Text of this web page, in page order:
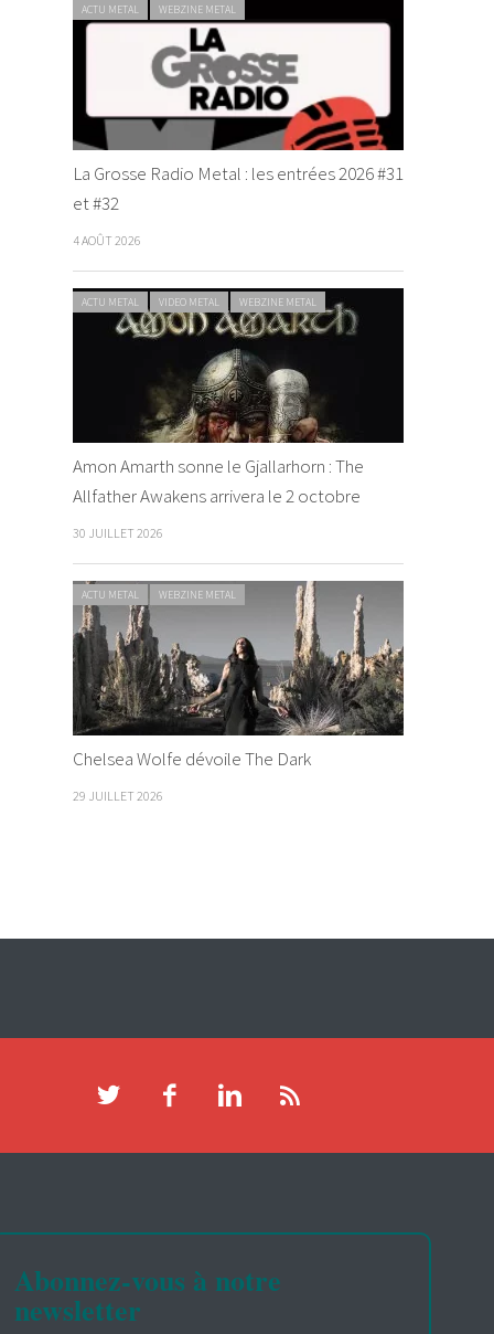
ACTU METAL WEBZINE METAL
La Grosse Radio Metal : les entrées 2026 #31
et #32
4 AOÛT 2026
ACTU METAL VIDEO METAL WEBZINE METAL
Amon Amarth sonne le Gjallarhorn : The
Allfather Awakens arrivera le 2 octobre
30 JUILLET 2026
ACTU METAL WEBZINE METAL
Chelsea Wolfe dévoile The Dark
29 JUILLET 2026
Abonnez-vous à notre
newsletter